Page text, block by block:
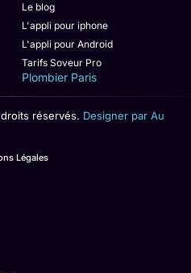
Le blog
L'appli pour iphone
L'appli pour Android
Tarifs Soveur Pro
Plombier Paris
réservés. Designer par Au
Légales